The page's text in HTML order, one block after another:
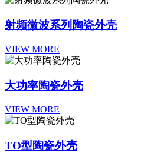
射频微波系列陶瓷外壳
VIEW MORE
大功率陶瓷外壳
VIEW MORE
TO型陶瓷外壳